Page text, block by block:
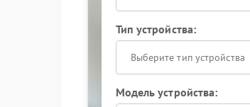
Тип устройства:
Выберите тип устройства
Модель устройства: